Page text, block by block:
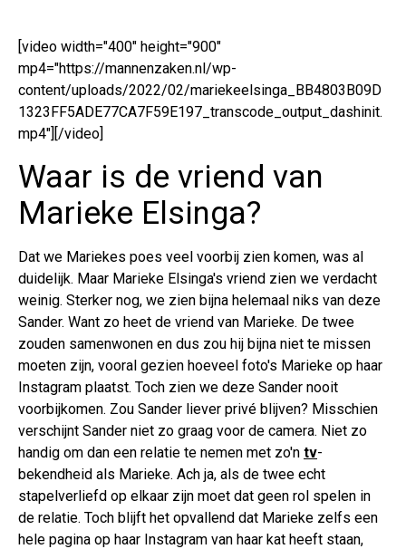
[video width="400" height="900"
mp4="https://mannenzaken.nl/wp-
content/uploads/2022/02/mariekeelsinga_BB4803B09D
1323FF5ADE77CA7F59E197_transcode_output_dashinit.
mp4"][/video]
Waar is de vriend van
Marieke Elsinga?
Dat we Mariekes poes veel voorbij zien komen, was al
duidelijk. Maar Marieke Elsinga's vriend zien we verdacht
weinig. Sterker nog, we zien bijna helemaal niks van deze
Sander. Want zo heet de vriend van Marieke. De twee
zouden samenwonen en dus zou hij bijna niet te missen
moeten zijn, vooral gezien hoeveel foto's Marieke op haar
Instagram plaatst. Toch zien we deze Sander nooit
voorbijkomen. Zou Sander liever privé blijven? Misschien
verschijnt Sander niet zo graag voor de camera. Niet zo
handig om dan een relatie te nemen met zo'n tv-
bekendheid als Marieke. Ach ja, als de twee echt
stapelverliefd op elkaar zijn moet dat geen rol spelen in
de relatie. Toch blijft het opvallend dat Marieke zelfs een
hele pagina op haar Instagram van haar kat heeft staan,